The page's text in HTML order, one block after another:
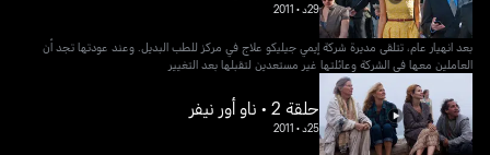
29د •
2011
بعد انهيار عام، تتلقى مديرة شركة إيمي جيليكو علاج في مركز للطب البديل. وعند عودتها تجد أن
العاملين معها في الشركة وعائلتها غير مستعدين لتقبلها بعد التغيير
حلقة 2 • ناو أور نيفر
25د •
2011